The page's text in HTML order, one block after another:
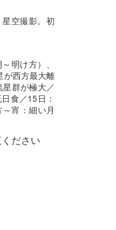
空撮影。初
明け方）、
が西方最大離
群が極大／
食／15日：
宵：細い月
ください